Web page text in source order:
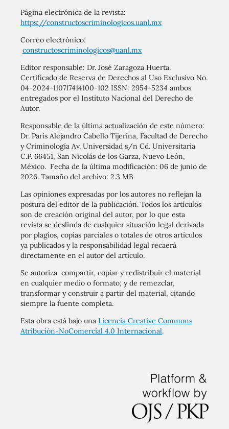
Página electrónica de la revista:
https://constructoscriminologicos.uanl.mx
Correo electrónico:
constructoscriminologicos@uanl.mx
Editor responsable: Dr. José Zaragoza Huerta.
Certificado de Reserva de Derechos al Uso Exclusivo No.
04-2024-110717414100-102 ISSN: 2954-5234 ambos
entregados por el Instituto Nacional del Derecho de
Autor.
Responsable de la última actualización de este número:
Dr. Paris Alejandro Cabello Tijerina, Facultad de Derecho
y Criminología Av. Universidad s/n Cd. Universitaria
C.P. 66451, San Nicolás de los Garza, Nuevo León,
México. Fecha de la última modificación: 06 de junio de
2026. Tamaño del archivo: 2.3 MB
Las opiniones expresadas por los autores no reflejan la
postura del editor de la publicación. Todos los artículos
son de creación original del autor, por lo que esta
revista se deslinda de cualquier situación legal derivada
por plagios, copias parciales o totales de otros artículos
ya publicados y la responsabilidad legal recaerá
directamente en el autor del artículo.
Se autoriza compartir, copiar y redistribuir el material
en cualquier medio o formato; y de remezclar,
transformar y construir a partir del material, citando
siempre la fuente completa.
Esta obra está bajo una Licencia Creative Commons
Atribución-NoComercial 4.0 Internacional.